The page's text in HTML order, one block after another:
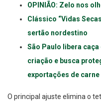
OPINIÃO: Zelo nos
Clássico “Vidas
sertão nordestino
São Paulo libera
criação e busca
exportações de carne
O principal ajuste elimina o